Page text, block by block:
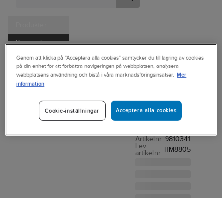
Kampanjer
Tjänster
Kataloger
Ahlsell Produkter Trädgård & Fritid
Utomhusmatlagning
Stekhällar
Hällar
Stekhäll
STEKHÄLL Ø 98
Artikelnr: 9810341
Lev.
artikelnr: HM8805
Genom att klicka på "Acceptera alla cookies" samtycker du till lagring av cookies
på din enhet för att förbättra navigeringen på webbplatsen, analysera
webbplatsens användning och bistå i våra marknadsföringsinsatser. Mer
information
Acceptera alla cookies
Cookie-inställningar